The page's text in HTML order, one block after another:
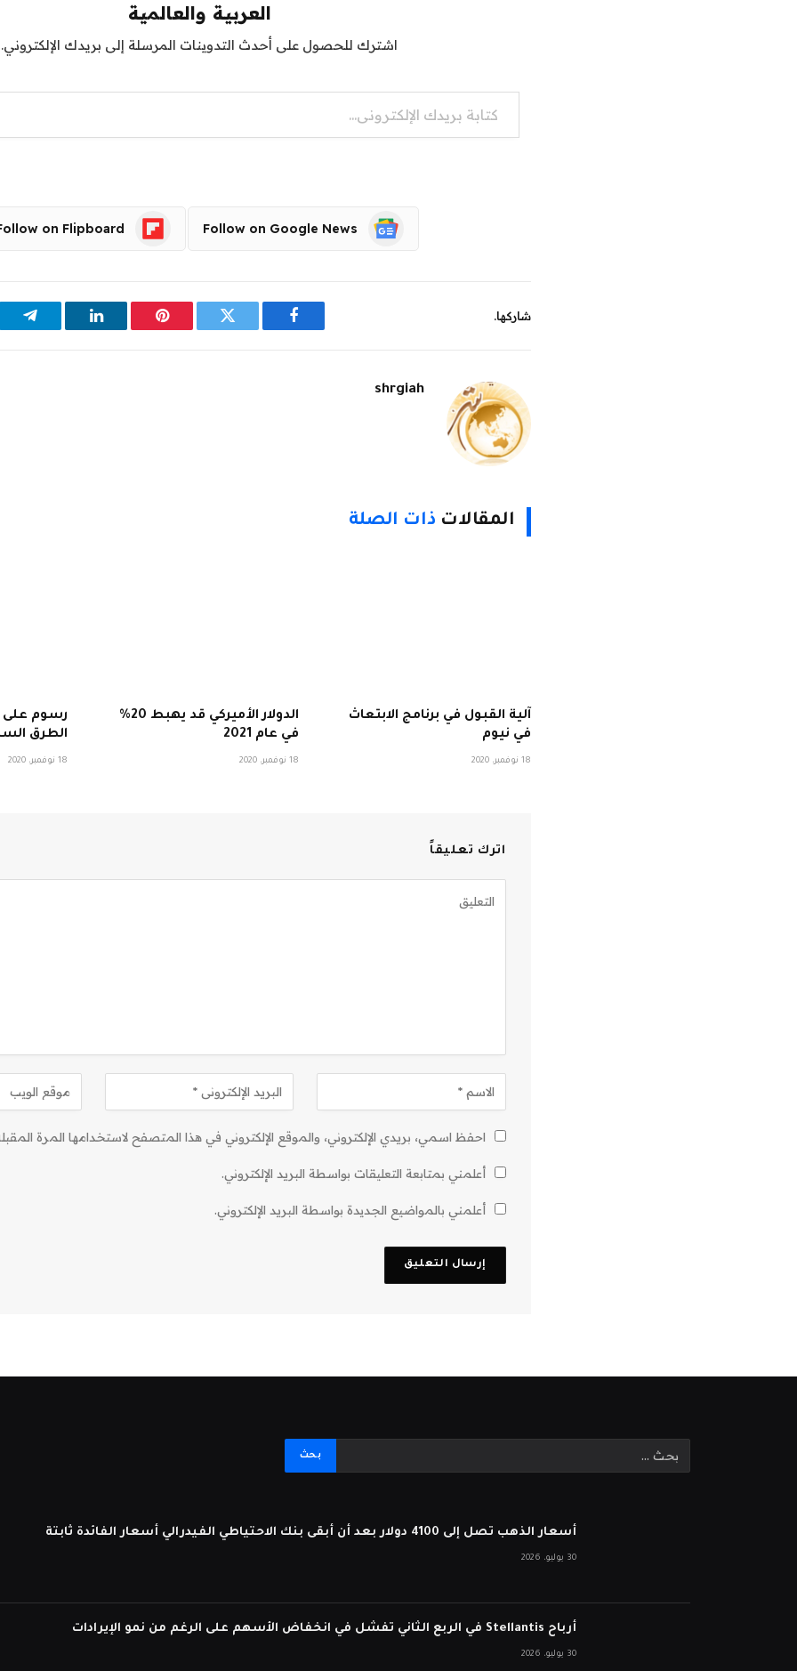
العربية والعالمية
اشترك للحصول على أحدث التدوينات المرسلة إلى بريدك الإلكتروني.
كتابة بريدك الإلكتروني...
Follow on Google News
on Flipboard
شاركها.
فيسبوك تويتر بينتيريستلينكدإن
shrgiah
المقالات ذات الصلة
آلية القبول في برنامج الابتعاث
في نيوم
18 نوفمبر، 2020
الدولار الأميركي قد يهبط 20%
في عام 2021
18 نوفمبر، 2020
رسوم على
الطرق
18 نوفمبر، 2020
اترك تعليقاً
احفظ اسمي، بريدي الإلكتروني، والموقع الإلكتروني في هذا المتصفح لاستخدامها المرة
أعلمني بمتابعة التعليقات بواسطة البريد الإلكتروني.
أعلمني بالمواضيع الجديدة بواسطة البريد الإلكتروني.
أسعار الذهب تصل إلى 4100 دولار بعد أن أبقى بنك الاحتياطي الفيدرالي أسعار الفائدة ثابتة
30 يوليو، 2026
أرباح Stellantis في الربع الثاني تفشل في انخفاض الأسهم على الرغم من نمو الإيرادات
30 يوليو، 2026